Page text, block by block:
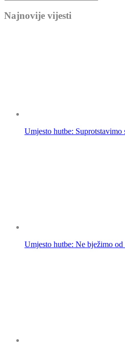
Najnovije vijesti
Umjesto hutbe: Suprotstavimo
Umjesto hutbe: Ne bježimo od